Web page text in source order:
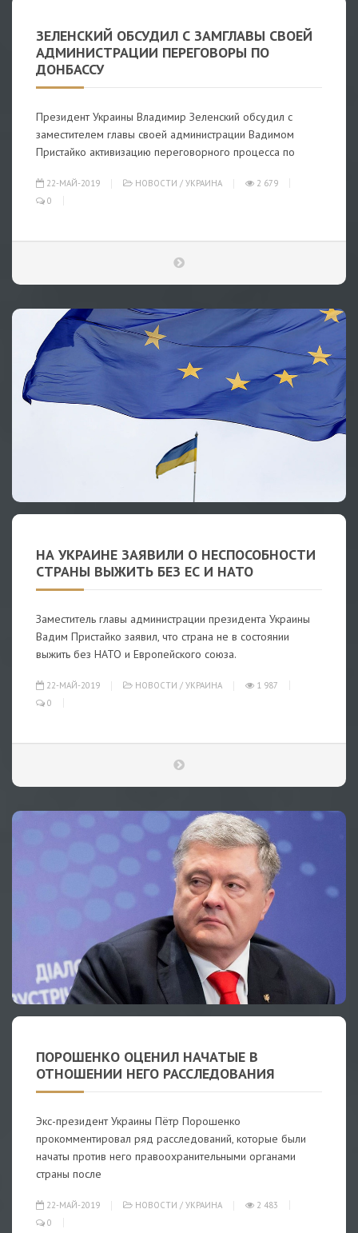
ЗЕЛЕНСКИЙ ОБСУДИЛ С ЗАМГЛАВЫ СВОЕЙ
АДМИНИСТРАЦИИ ПЕРЕГОВОРЫ ПО
ДОНБАССУ
Президент Украины Владимир Зеленский обсудил с
заместителем главы своей администрации Вадимом
Пристайко активизацию переговорного процесса по
22-МАЙ-2019 НОВОСТИ / УКРАИНА
2 679
0
НА УКРАИНЕ ЗАЯВИЛИ О НЕСПОСОБНОСТИ
СТРАНЫ ВЫЖИТЬ БЕЗ ЕС И НАТО
Заместитель главы администрации президента Украины
Вадим Пристайко заявил, что страна не в состоянии
выжить без НАТО и Европейского союза.
22-МАЙ-2019 НОВОСТИ / УКРАИНА
1 987
0
ПОРОШЕНКО ОЦЕНИЛ НАЧАТЫЕ В
ОТНОШЕНИИ НЕГО РАССЛЕДОВАНИЯ
Экс-президент Украины Пётр Порошенко
прокомментировал ряд расследований, которые были
начаты против него правоохранительными органами
страны после
22-МАЙ-2019 НОВОСТИ / УКРАИНА
2 483
0